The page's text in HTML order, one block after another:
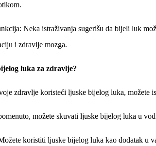
Neka istraživanja sugerišu da bijeli luk
i zdravlje mozga.
luka za zdravlje?
zdravlje koristeći ljuske bijelog luka, možete
možete skuvati ljuske bijelog luka u
koristiti ljuske bijelog luka kao dodatak u